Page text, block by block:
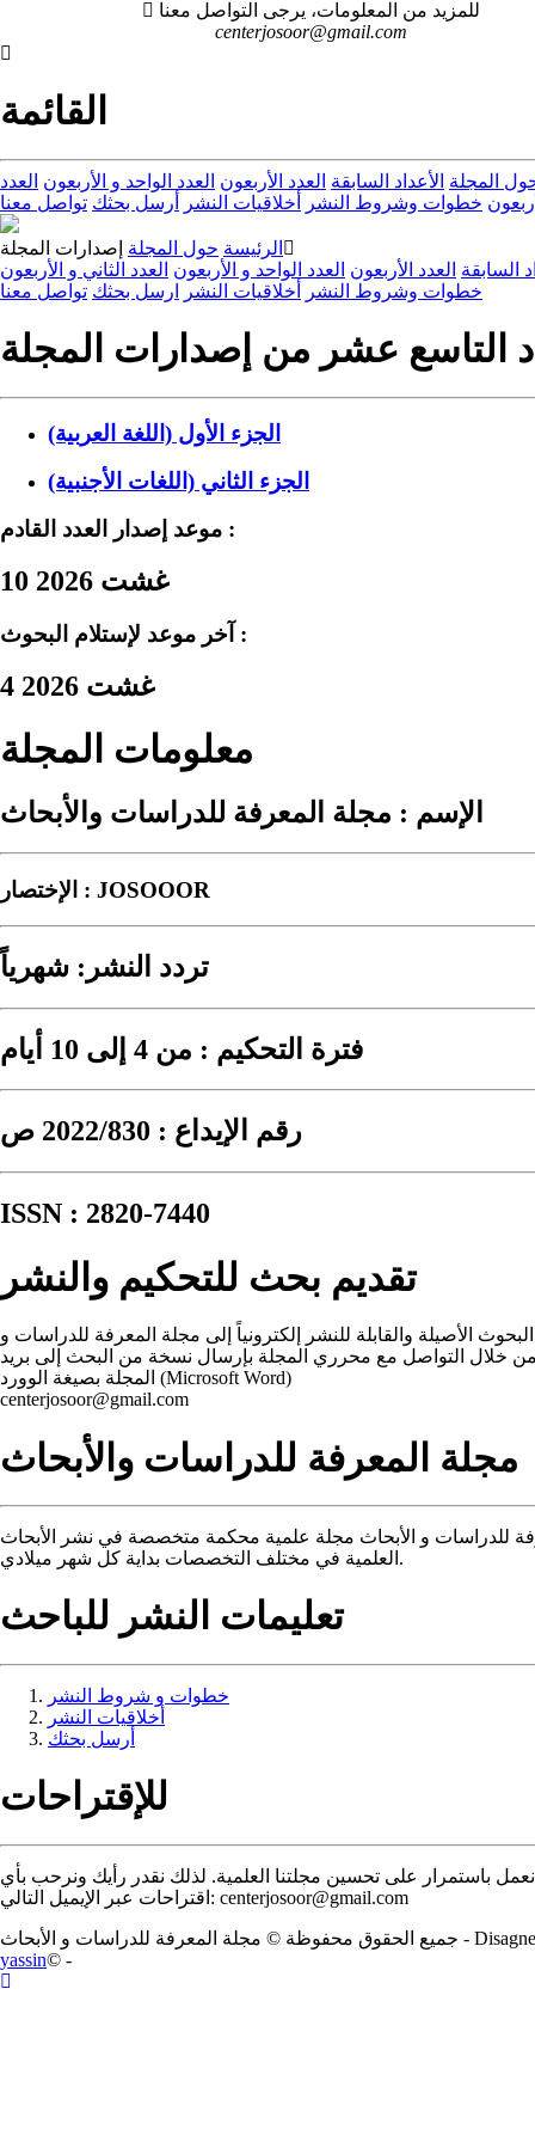
للمزيد من المعلومات، يرجى التواصل معنا
centerjosoor@gmail.com
القائمة
المجلة الأعداد السابقة العدد الأربعون العدد الواحد و الأربعون العدد
خطوات وشروط النشر أخلاقيات النشر أرسل بحثك تواصل معنا
الرئيسة حول المجلة إصدارات المجلة
السابقة العدد الأربعون العدد الواحد و الأربعون العدد الثاني و الأربعون
خطوات وشروط النشر
أخلاقيات النشر ارسل بحثك تواصل معنا
التاسع عشر من إصدارات المجلة
الجزء الأول (اللغة العربية)
الجزء الثاني (اللغات الأجنبية)
موعد إصدار العدد القادم :
10 غشت 2026
آخر موعد لإستلام البحوث :
4 غشت 2026
معلومات المجلة
الإسم : مجلة المعرفة للدراسات والأبحاث
الإختصار : JOSOOOR
تردد النشر: شهرياً
فترة التحكيم : من 4 إلى 10 أيام
رقم الإيداع : 2022/830 ص
ISSN : 2820-7440
تقديم بحث للتحكيم والنشر
الأصيلة والقابلة للنشر إلكترونياً إلى مجلة المعرفة للدراسات و
من خلال التواصل مع محرري المجلة بإرسال نسخة من البحث إلى بريد
المجلة بصيغة الوورد (Microsoft Word)
centerjosoor@gmail.com
مجلة المعرفة للدراسات والأبحاث
للدراسات و الأبحاث مجلة علمية محكمة متخصصة في نشر الأبحاث
العلمية في مختلف التخصصات بداية كل شهر ميلادي.
تعليمات النشر للباحث
خطوات و شروط النشر
أخلاقيات النشر
أرسل بحثك
للإقتراحات
باستمرار على تحسين مجلتنا العلمية. لذلك نقدر رأيك ونرحب بأي
اقتراحات عبر الإيميل التالي: centerjosoor@gmail.com
-
yassin© -